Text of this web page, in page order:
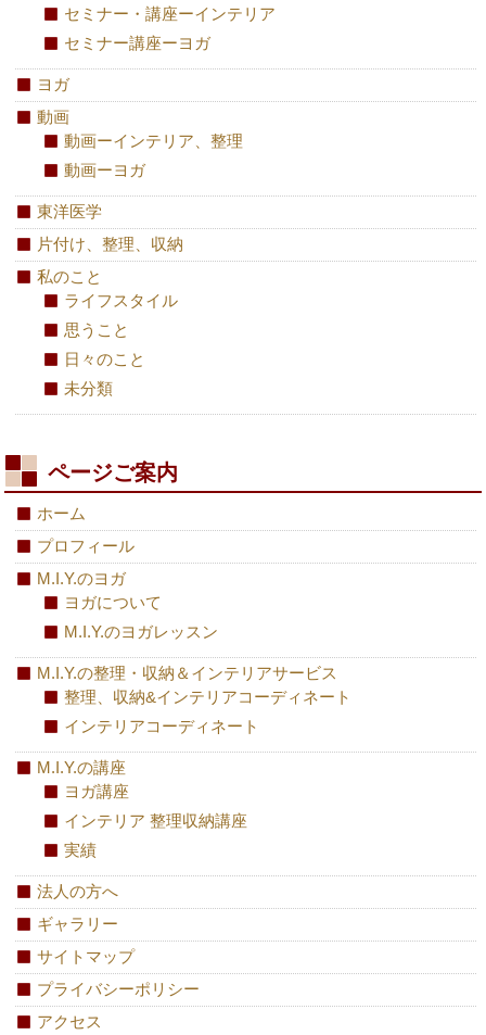
セミナー・講座ーインテリア
セミナー講座ーヨガ
ヨガ
動画
動画ーインテリア、整理
動画ーヨガ
東洋医学
片付け、整理、収納
私のこと
ライフスタイル
思うこと
日々のこと
未分類
ページご案内
ホーム
プロフィール
M.I.Y.のヨガ
ヨガについて
M.I.Y.のヨガレッスン
M.I.Y.の整理・収納＆インテリアサービス
整理、収納&インテリアコーディネート
インテリアコーディネート
M.I.Y.の講座
ヨガ講座
インテリア 整理収納講座
実績
法人の方へ
ギャラリー
サイトマップ
プライバシーポリシー
アクセス